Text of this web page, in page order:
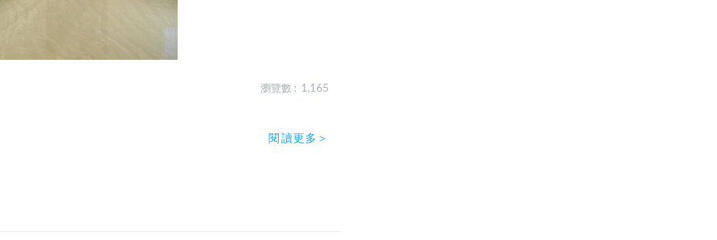
瀏覽數 : 1,165
閱讀更多＞